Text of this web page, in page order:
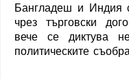
Бангладеш и Индия
чрез търговски
вече се диктува
политическите